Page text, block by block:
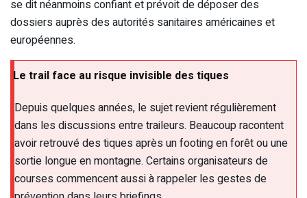
se dit néanmoins confiant et prévoit de déposer des
dossiers auprès des autorités sanitaires américaines et
européennes.
Le trail face au risque invisible des tiques
Depuis quelques années, le sujet revient régulièrement
dans les discussions entre traileurs. Beaucoup racontent
avoir retrouvé des tiques après un footing en forêt ou une
sortie longue en montagne. Certains organisateurs de
courses commencent aussi à rappeler les gestes de